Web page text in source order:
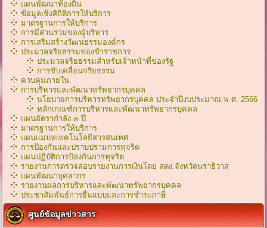
แผนพัฒนาท้องถิ่น
ข้อมูลเชิงสิถิติการให้บริการ
มาตรฐานการให้บริการ
การมีส่วนร่วมของผู้บริหาร
การเสริมสร้างวัฒนธรรมองค์กร
ประมวลจริยธรรมของข้าราชการ
ประมวลจริยธรรมสำหรับเจ้าหน้าที่ของรัฐ
การขับเคลื่อนจริยธรรม
ควบคุมภายใน
การบริหารและพัฒนาทรัพยากรบุคคล
นโยบายการบริหารทรัพยากรบุคคล ประจำปีงบประมาณ พ.ศ. 2566
หลักเกณฑ์การบริหารเเละพัฒนาทรัพยากรบุคคล
แผนอัตรากำลัง ๓ ปี
มาตรฐานการให้บริการ
แผนแม่บทเทคโนโลยีสารสนเทศ
การป้องกันและปราบปรามการทุจริต
แผนปฏิบัติการป้องกันการทุจริต
รายงานการตรวจสอบรายงานการเงินโดย สตง.จังหวัดนราธิวาส
แผนพัฒนาบุคลากร
รายงานผลการบริหารและพัฒนาทรัพยากรบุคคล
ประชาสัมพันธ์การยื่นแบบและการชำระภาษี
ศูนย์ข้อมูลข่าวสาร